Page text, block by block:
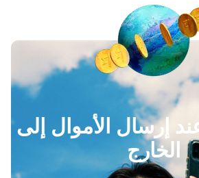
إرسال الأموال إلى
الخارج